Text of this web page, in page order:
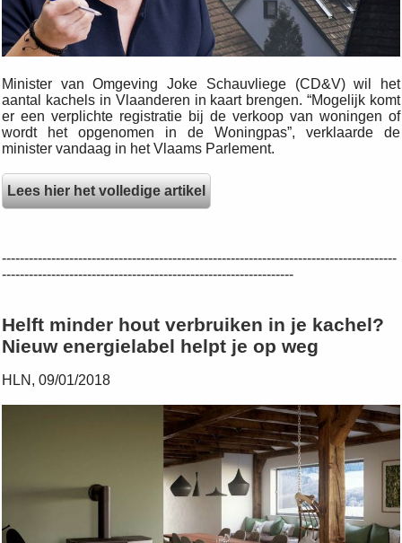
Minister van Omgeving Joke Schauvliege (CD&V) wil het
aantal kachels in Vlaanderen in kaart brengen. “Mogelijk komt
er een verplichte registratie bij de verkoop van woningen of
wordt het opgenomen in de Woningpas”, verklaarde de
minister vandaag in het Vlaams Parlement.
Lees hier het volledige artikel
----------------------------------------------------------------------------------------
-----------------------------------------------------------------
Helft minder hout verbruiken in je kachel?
Nieuw energielabel helpt je op weg
HLN, 09/01/2018